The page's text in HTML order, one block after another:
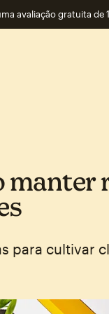
avaliação gratuita de
manter
para cultivar